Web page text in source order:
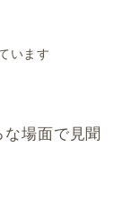
います
な場面で見聞